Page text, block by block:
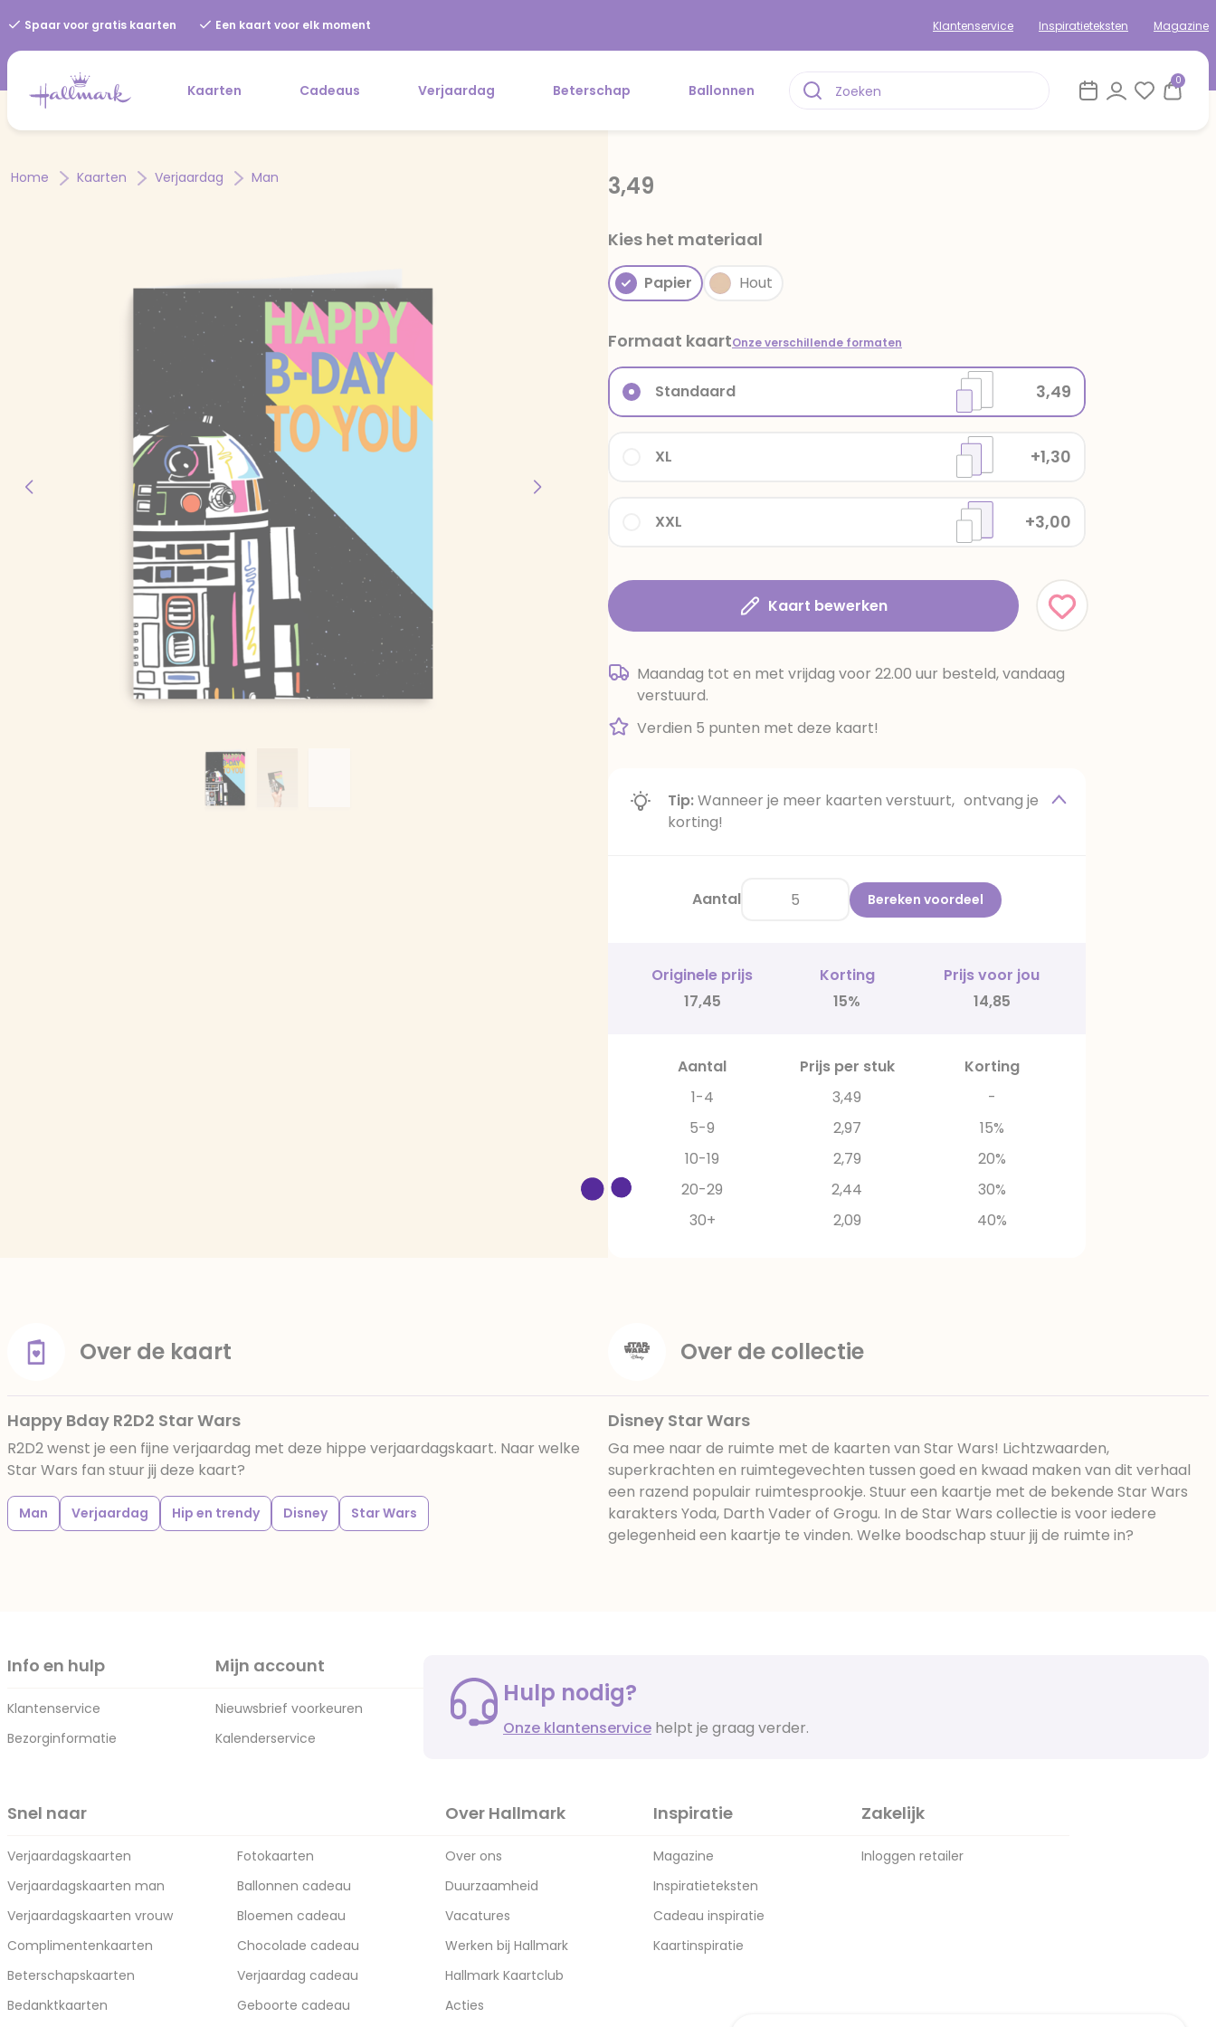
Spaar voor gratis kaarten Een kaart voor elk moment Klantenservice Inspiratieteksten Magazine
Kaarten Cadeaus Verjaardag Beterschap Ballonnen
0
Home Kaarten Verjaardag Man 3,49
Kies het materiaal
Papier Hout
Formaat kaartOnze verschillende formaten
XXL +3,00
XL +1,30
Standaard 3,49
Kaart bewerken
Maandag tot en met vrijdag voor 22.00 uur besteld, vandaag
verstuurd.
Verdien 5 punten met deze kaart!
Tip:Wanneer je meer kaarten verstuurt, ontvang je
korting!
Aantal Bereken voordeel
Originele prijs Korting
Prijs voor jou
17,45
15% 14,85
Aantal Prijs per stuk
Korting
1-4
3,49
-
5-9
2,97
15%
10-19
2,79
20%
20-29
2,44
30%
30+
2,09 40%
Over de kaart
Happy Bday R2D2 Star Wars
R2D2 wenst je een fijne verjaardag met deze hippe verjaardagskaart. Naar welke
Star Wars fan stuur jij deze kaart?
Man Verjaardag Hip en trendy Disney Star Wars
Over de collectie
Disney Star Wars
Ga mee naar de ruimte met de kaarten van Star Wars! Lichtzwaarden,
superkrachten en ruimtegevechten tussen goed en kwaad maken van dit verhaal
een razend populair ruimtesprookje. Stuur een kaartje met de bekende Star Wars
karakters Yoda, Darth Vader of Grogu. In de Star Wars collectie is voor iedere
gelegenheid een kaartje te vinden. Welke boodschap stuur jij de ruimte in?
Info en hulp
Klantenservice
Bezorginformatie
Mijn account
Nieuwsbrief voorkeuren
Kalenderservice
Hulp nodig?
Onze klantenservice helpt je graag verder.
Snel naar
Verjaardagskaarten
Verjaardagskaarten man
Verjaardagskaarten vrouw
Complimentenkaarten
Beterschapskaarten
Bedanktkaarten
Fotokaarten
Ballonnen cadeau
Bloemen cadeau
Chocolade cadeau
Verjaardag cadeau
Geboorte cadeau
Over Hallmark
Over ons
Duurzaamheid
Vacatures
Werken bij Hallmark
Hallmark Kaartclub
Acties
Inspiratie
Magazine
Inspiratieteksten
Cadeau inspiratie
Kaartinspiratie
Zakelijk
Inloggen retailer